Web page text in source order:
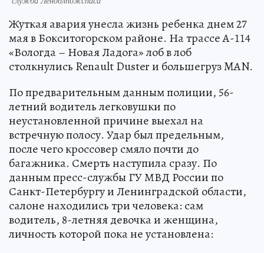
Жуткая авария унесла жизнь ребенка днем 27
мая в Бокситогорском районе. На трассе А-114
«Вологда – Новая Ладога» лоб в лоб
столкнулись Renault Duster и большегруз MAN.
По предварительным данным полиции, 56-
летний водитель легковушки по
неустановленной причине выехал на
встречную полосу. Удар был предельным,
после чего кроссовер смяло почти до
багажника. Смерть наступила сразу. По
данным пресс-службы ГУ МВД России по
Санкт-Петербургу и Ленинградской области,
салоне находились три человека: сам
водитель, 8-летняя девочка и женщина,
личность которой пока не установлена: